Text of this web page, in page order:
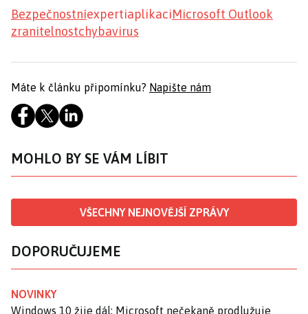
BezpečnostníexpertiaplikaciMicrosoft Outlook
zranitelnostchybavirus
Máte k článku připomínku? Napište nám
MOHLO BY SE VÁM LÍBIT
VŠECHNY NEJNOVĚJŠÍ ZPRÁVY
DOPORUČUJEME
NOVINKY
Windows 10 žije dál: Microsoft nečekaně prodlužuje